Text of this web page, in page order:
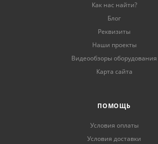
Как нас найти?
Блог
Реквизиты
Наши проекты
Видеообзоры оборудования
Карта сайта
ПОМОЩЬ
Условия оплаты
Условия доставки